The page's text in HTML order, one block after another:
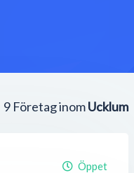
9 Företag inomUcklum
Öppet